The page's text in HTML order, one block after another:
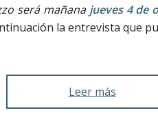
será mañana jueves 4 de
la entrevista que
Leer más